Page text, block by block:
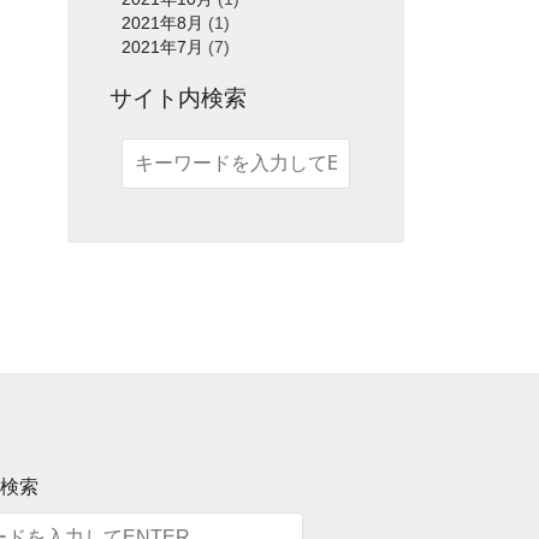
2021年8月 (1)
2021年7月 (7)
サイト内検索
索